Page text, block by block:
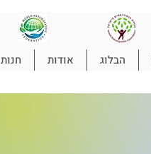
הבלוג אודות חנות